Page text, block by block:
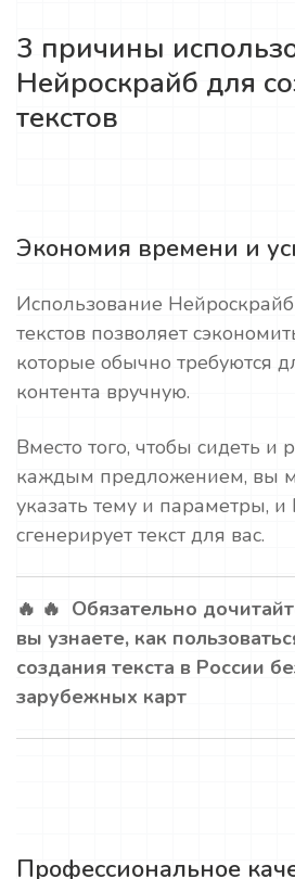
3 причины
Нейроскрайб для
текстов
Экономия времени и
Использование
текстов позволяет
которые обычно требуются
контента вручную.
Вместо того, чтобы сидеть
каждым предложением, вы
указать тему и параметры,
сгенерирует текст для вас.
🔥 🔥 Обязательно
вы узнаете, как
создания текста в России
зарубежных карт
Профессиональное